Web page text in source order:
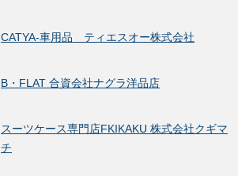
CATYA-車用品 ティエスオー株式会社
B・FLAT 合資会社ナグラ洋品店
スーツケース専門店FKIKAKU 株式会社クギマ
チ